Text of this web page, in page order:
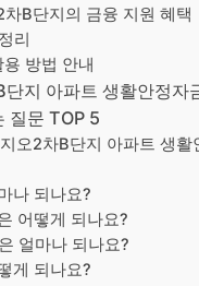
B단지의 금융 지원 혜택
리
방법 안내
지 아파트 생활안정
질문 TOP 5
오2차B단지 아파트 생
나 되나요?
어떻게 되나요?
얼마나 되나요?
게 되나요?